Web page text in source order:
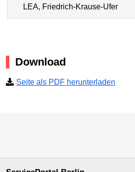
LEA, Friedrich-Krause-Ufer
Download
Seite als PDF herunterladen